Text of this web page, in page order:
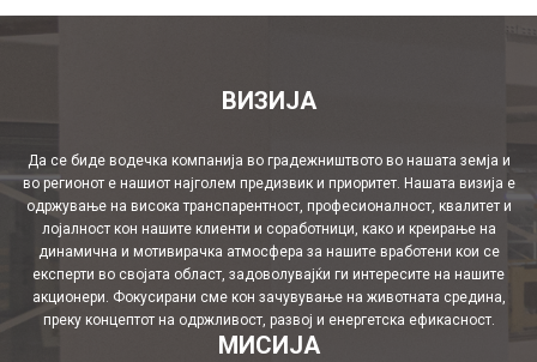
ВИЗИЈА
Да се биде водечка компанија во градежништвото во нашата земја и
во регионот е нашиот најголем предизвик и приоритет. Нашата визија е
одржување на висока транспарентност, професионалност, квалитет и
лојалност кон нашите клиенти и соработници, како и креирање на
динамична и мотивирачка атмосфера за нашите вработени кои се
експерти во својата област, задоволувајќи ги интересите на нашите
акционери. Фокусирани сме кон зачувување на животната средина,
преку концептот на одржливост, развој и енергетска ефикасност.
МИСИЈА